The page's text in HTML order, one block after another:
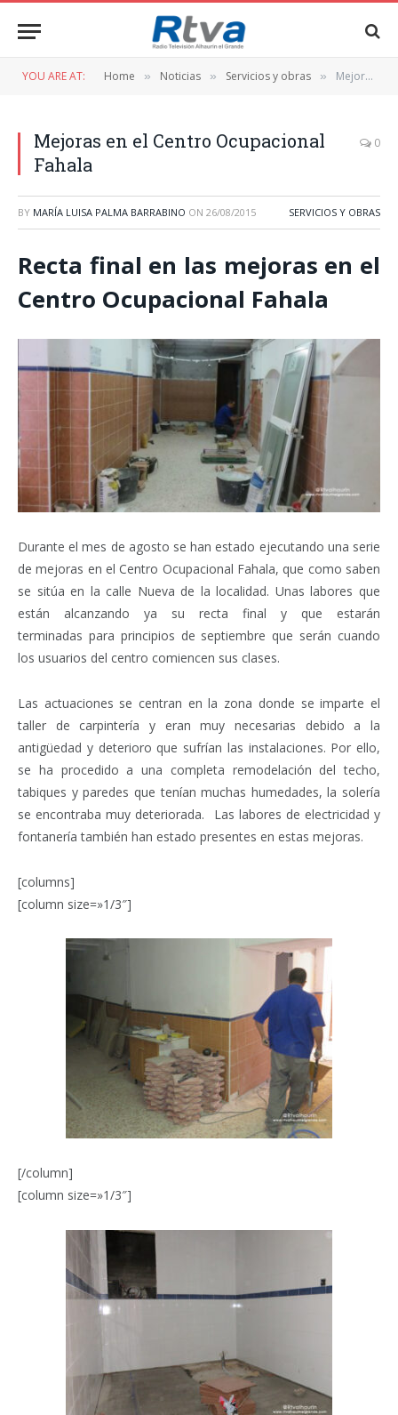
YOU ARE AT: Home » Noticias » Servicios y obras » Mejoras en el Centro Ocupacional Fahala
Mejoras en el Centro Ocupacional
Fahala
0
BY MARÍA LUISA PALMA BARRABINO ON 26/08/2015 SERVICIOS Y OBRAS
Recta final en las mejoras en el
Centro Ocupacional Fahala
Durante el mes de agosto se han estado ejecutando una serie
de mejoras en el Centro Ocupacional Fahala, que como saben
se sitúa en la calle Nueva de la localidad. Unas labores que
están alcanzando ya su recta final y que estarán
terminadas para principios de septiembre que serán cuando
los usuarios del centro comiencen sus clases.
Las actuaciones se centran en la zona donde se imparte el
taller de carpintería y eran muy necesarias debido a la
antigüedad y deterioro que sufrían las instalaciones. Por ello,
se ha procedido a una completa remodelación del techo,
tabiques y paredes que tenían muchas humedades, la solería
se encontraba muy deteriorada. Las labores de electricidad y
fontanería también han estado presentes en estas mejoras.
[columns]
[column size=»1/3″]
[/column]
[column size=»1/3″]